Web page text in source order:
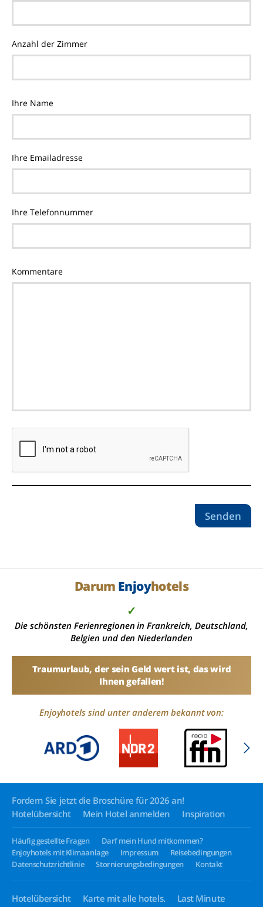
Anzahl der Zimmer
Ihre Name
Ihre Emailadresse
Ihre Telefonnummer
Kommentare
Senden
Darum Enjoyhotels
✓
Die schönsten Ferienregionen in Frankreich, Deutschland,
Belgien und den Niederlanden
Traumurlaub, der sein Geld wert ist, das wird
Ihnen gefallen!
Enjoyhotels sind unter anderem bekannt von:
Fordern Sie jetzt die Broschüre für 2026 an!
Hotelübersicht
Mein Hotel anmelden Inspiration
Häufig gestellte Fragen
Darf mein Hund mitkommen?
Enjoyhotels mit Klimaanlage
Impressum
Reisebedingungen
Datenschutzrichtlinie
Stornierungsbedingungen Kontakt
Hotelübersicht Karte mit alle hotels.
Last Minute